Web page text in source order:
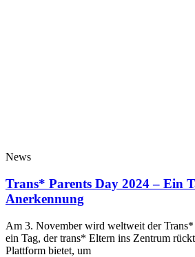
News
Trans* Parents Day 2024 – Ein
Anerkennung
Am 3. November wird weltweit der Trans*
ein Tag, der trans* Eltern ins Zentrum
Plattform bietet, um